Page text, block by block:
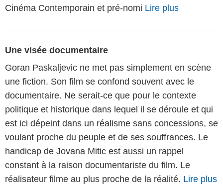
Cinéma Contemporain et pré-nomi Lire plus
Une visée documentaire
Goran Paskaljevic ne met pas simplement en scène
une fiction. Son film se confond souvent avec le
documentaire. Ne serait-ce que pour le contexte
politique et historique dans lequel il se déroule et qui
est ici dépeint dans un réalisme sans concessions, se
voulant proche du peuple et de ses souffrances. Le
handicap de Jovana Mitic est aussi un rappel
constant à la raison documentariste du film. Le
réalisateur filme au plus proche de la réalité. Lire plus